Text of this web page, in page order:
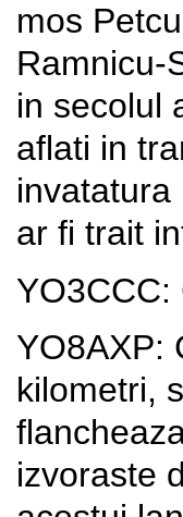
mos
Ramnicu-
in secolul
aflati in
ar fi trait
YO8AXP:
kilometri,
izvoraste